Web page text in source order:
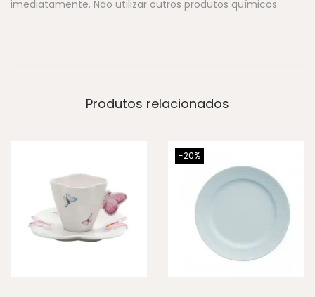
imediatamente. Não utilizar outros produtos químicos.
Produtos relacionados
-20%